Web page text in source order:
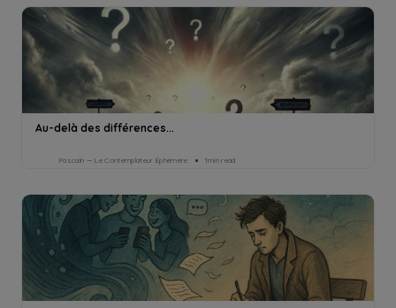
Au-delà des différences...
Pascaln — Le Contemplateur Éphémère 1min read